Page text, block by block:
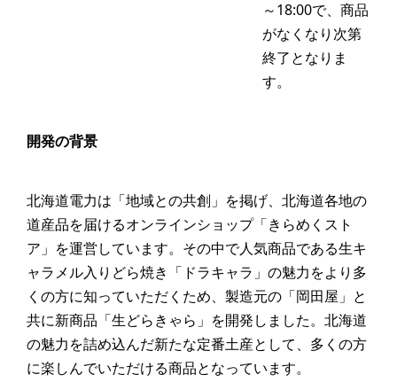
～18:00で、商品
がなくなり次第
終了となりま
す。
開発の背景
北海道電力は「地域との共創」を掲げ、北海道各地の
道産品を届けるオンラインショップ「きらめくスト
ア」を運営しています。その中で人気商品である生キ
ャラメル入りどら焼き「ドラキャラ」の魅力をより多
くの方に知っていただくため、製造元の「岡田屋」と
共に新商品「生どらきゃら」を開発しました。北海道
の魅力を詰め込んだ新たな定番土産として、多くの方
に楽しんでいただける商品となっています。